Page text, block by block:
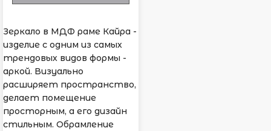
Зеркало в МДФ раме Кайра -
изделие с одним из самых
трендовых видов формы -
аркой. Визуально
расширяет пространство,
делает помещение
просторным, а его дизайн
стильным. Обрамление